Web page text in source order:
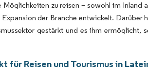
zu reisen – sowohl im Inland
der Branche entwickelt. Darüber
gestärkt und es ihm ermöglicht,
für Reisen und Tourismus in